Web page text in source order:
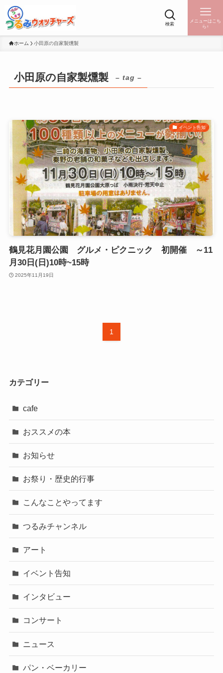
検索
メニューはこち
ら↑
ホーム 小田原の自家製燻製
小田原の自家製燻製 – tag –
イベント告知
鶴見花月園公園 グルメ・ピクニック 初開催 ～11
月30日(日)10時~15時
2025年11月19日
1
カテゴリー
cafe
おススメの本
お知らせ
お祭り・歴史的行事
こんなことやってます
つるみチャンネル
アート
イベント告知
インタビュー
コンサート
ニュース
パン・ベーカリー